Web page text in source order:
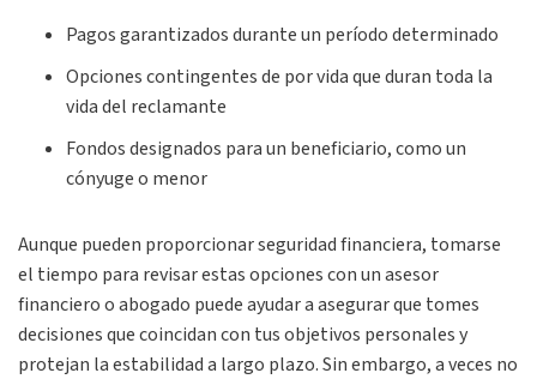
Pagos garantizados durante un período determinado
Opciones contingentes de por vida que duran toda la
vida del reclamante
Fondos designados para un beneficiario, como un
cónyuge o menor
Aunque pueden proporcionar seguridad financiera, tomarse
el tiempo para revisar estas opciones con un asesor
financiero o abogado puede ayudar a asegurar que tomes
decisiones que coincidan con tus objetivos personales y
protejan la estabilidad a largo plazo. Sin embargo, a veces no